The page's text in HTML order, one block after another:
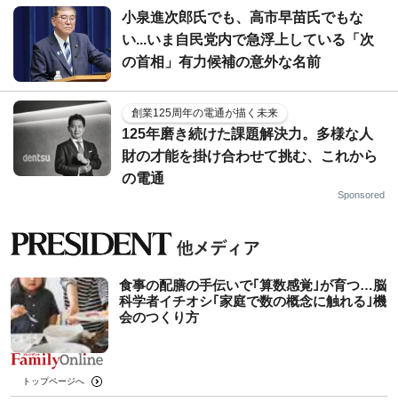
小泉進次郎氏でも、高市早苗氏でもな
い...いま自民党内で急浮上している「次
の首相」有力候補の意外な名前
創業125周年の電通が描く未来
125年磨き続けた課題解決力。多様な人
財の才能を掛け合わせて挑む、これから
の電通
Sponsored
食事の配膳の手伝いで｢算数感覚｣が育つ…脳
科学者イチオシ｢家庭で数の概念に触れる｣機
会のつくり方
トップページへ